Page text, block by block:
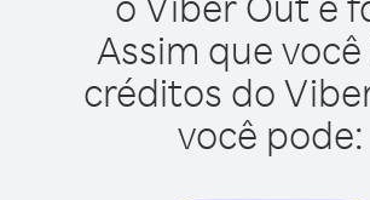
Assim que
créditos do
você pode: